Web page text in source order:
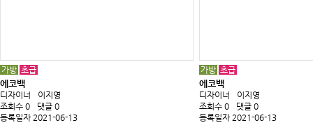
가방 초급
에코백
디자이너
이지영
조회수 0
댓글 0
등록일자 2021-06-13
가방 초급
에코백
디자이너
이지영
조회수 0
댓글 0
등록일자 2021-06-13